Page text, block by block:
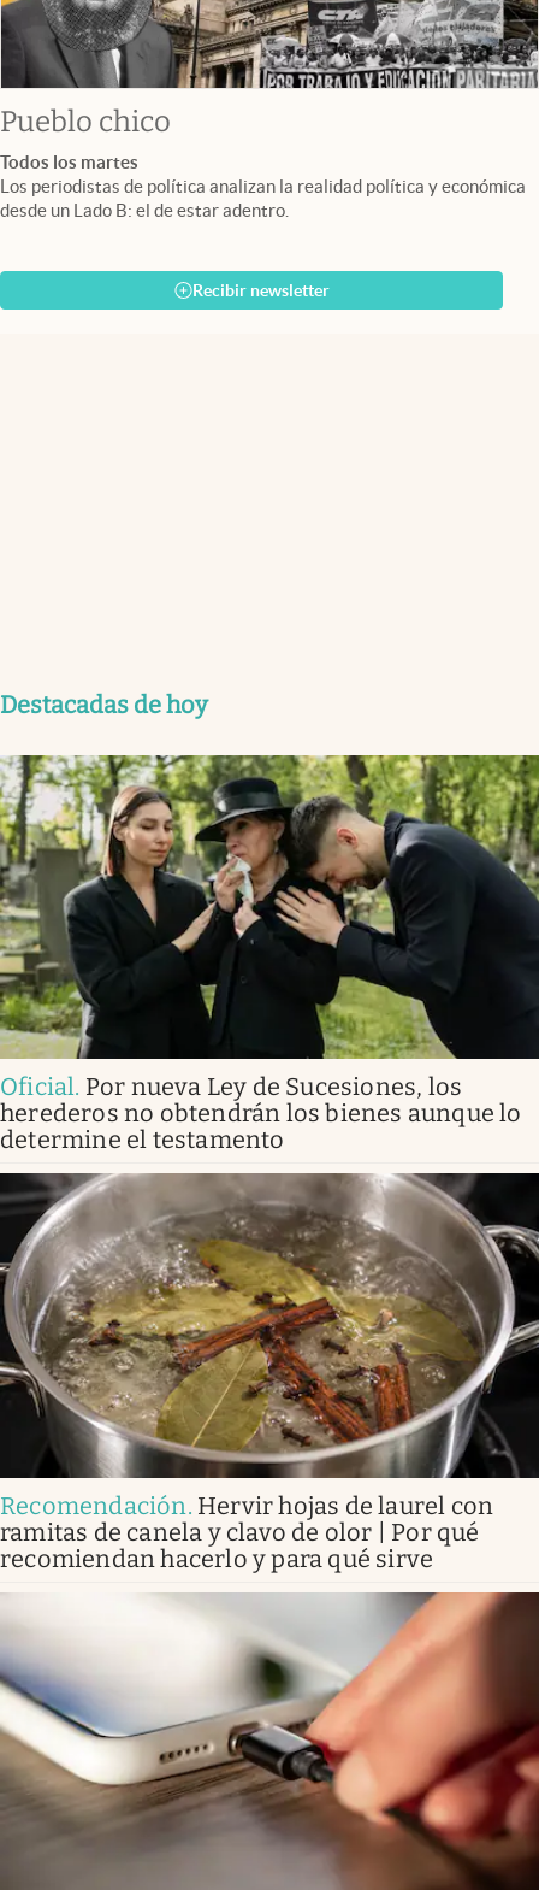
Pueblo chico
Todos los martes
Los periodistas de política analizan la realidad política y económica
desde un Lado B: el de estar adentro.
Recibir newsletter
Destacadas de hoy
Oficial. Por nueva Ley de Sucesiones, los
herederos no obtendrán los bienes aunque lo
determine el testamento
Recomendación. Hervir hojas de laurel con
ramitas de canela y clavo de olor | Por qué
recomiendan hacerlo y para qué sirve